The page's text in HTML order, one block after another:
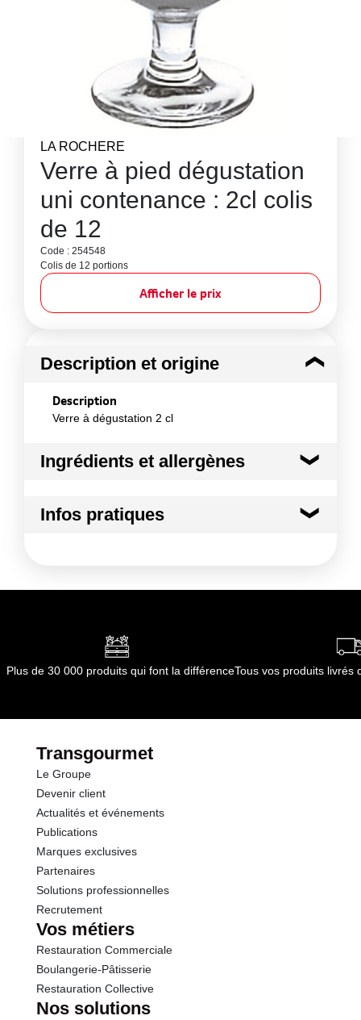
LA ROCHERE
Verre à pied dégustation
uni contenance : 2cl colis
de 12
Code : 254548
Colis de 12 portions
Afficher le prix
Description et origine
Description
Verre à dégustation 2 cl
Ingrédients et allergènes
Matière : Verre sodocalcique
Infos pratiques
Conditions de stockage après ouverture
Durée totale du produit :
Conformément aux informations transmises
par le(s) fournisseur(s) de Transgourmet
Plus de 30 000 produits qui font la différenceTous vos produits livrés
Transgourmet
Le Groupe
Devenir client
Actualités et événements
Publications
Marques exclusives
Partenaires
Solutions professionnelles
Recrutement
Vos métiers
Restauration Commerciale
Boulangerie-Pâtisserie
Restauration Collective
Nos solutions